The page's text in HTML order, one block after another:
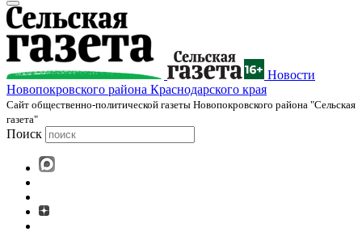
Новости
Новопокровского района Краснодарского края
Cайт общественно-политической газеты Новопокровского района "Сельская
газета"
Поиск